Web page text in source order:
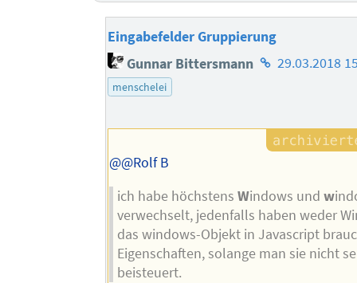
Eingabefelder Gruppierung
Gunnar Bittersmann Homepage
29.03.2018
menschelei
@@Rolf B
ich habe höchstensWindows undw
verwechselt, jedenfalls haben weder
das windows-Objekt in Javascript
Eigenschaften, solange man sie nicht
beisteuert.